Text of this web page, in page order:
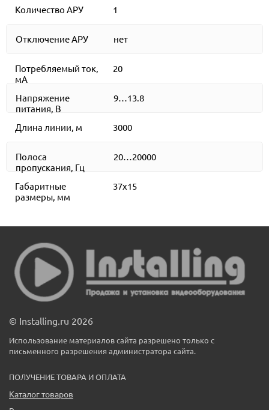
Количество АРУ 1
Отключение АРУ нет
Потребляемый ток,
мА
20
Напряжение
питания, В
9…13.8
Длина линии, м 3000
Полоса
пропускания, Гц
20…20000
Габаритные
размеры, мм
37х15
© Installing.ru 2026
Использование материалов сайта разрешено только с
письменного разрешения администратора сайта.
ПОЛУЧЕНИЕ ТОВАРА И ОПЛАТА
Каталог товаров